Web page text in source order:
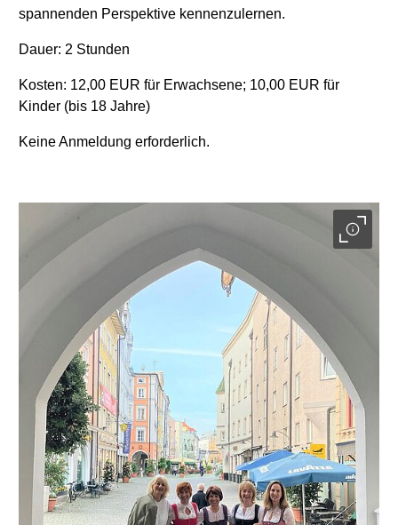
spannenden Perspektive kennenzulernen.
Dauer: 2 Stunden
Kosten: 12,00 EUR für Erwachsene; 10,00 EUR für
Kinder (bis 18 Jahre)
Keine Anmeldung erforderlich.